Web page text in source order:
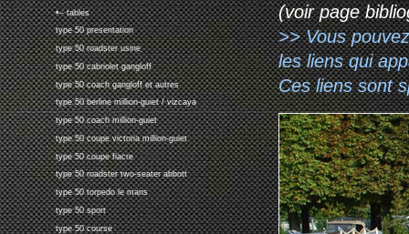
•-- tables
type 50 presentation
type 50 roadster usine
type 50 cabriolet gangloff
type 50 coach gangloff et autres
type 50 berline million-guiet / vizcaya
type 50 coach million-guiet
type 50 coupe victoria million-guiet
type 50 coupe fiacre
type 50 roadster two-seater abbott
type 50 torpedo le mans
type 50 sport
type 50 course
(voir page
>> Vous
les liens qui
Ces liens sont